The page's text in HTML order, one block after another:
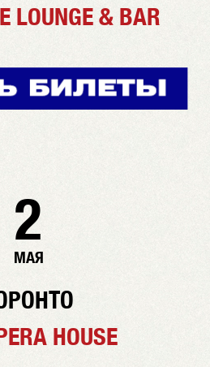
LOUNGE & BAR
2
МАЯ
HOUSE